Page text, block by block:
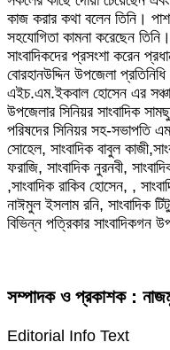
কাজ করার কথা বলেন তিনি।
সহযোগিতা কামনা করেছেন
সাংবাদিকদের প্রসংশা করেন
বোরহানউদ্দিন উপজেলা
এইচ.এম.ইকবাল হোসেন এর
উপজেলার সিনিয়র সাংবাদিক
পরিষদের সিনিয়র সহ-সভাপতি
সোহেল, সাংবাদিক বাবুল
ফরাজি, সাংবাদিক নুরনবী,
,সাংবাদিক রাকিব হোসেন, ,
নাঈমুল ইসলাম রনি, সাংবাদিক
বিভিন্ন পত্রিকার সাংবাদিকগন
সম্পাদক ও প্রকাশক :
Editorial Info Text